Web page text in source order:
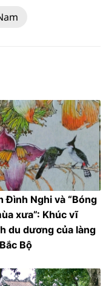
Đình Nghi và “Bóng
xưa”: Khúc vĩ
du dương của làng
Bộ